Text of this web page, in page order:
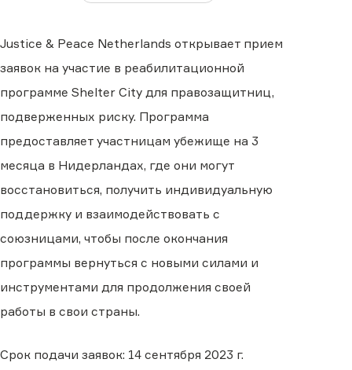
Justice & Peace Netherlands открывает прием
заявок на участие в реабилитационной
программе Shelter City для правозащитниц,
подверженных риску. Программа
предоставляет участницам убежище на 3
месяца в Нидерландах, где они могут
восстановиться, получить индивидуальную
поддержку и взаимодействовать с
союзницами, чтобы после окончания
программы вернуться с новыми силами и
инструментами для продолжения своей
работы в свои страны.
Срок подачи заявок: 14 сентября 2023 г.